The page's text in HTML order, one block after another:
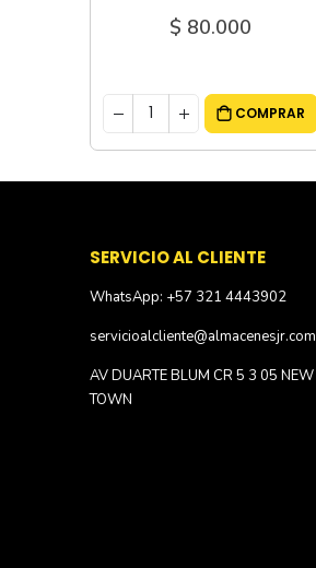
$ 80.000
COMPRAR
SERVICIO AL CLIENTE
WhatsApp: +57 321 4443902
servicioalcliente@almacenesjr.com
AV DUARTE BLUM CR 5 3 05 NEW
TOWN